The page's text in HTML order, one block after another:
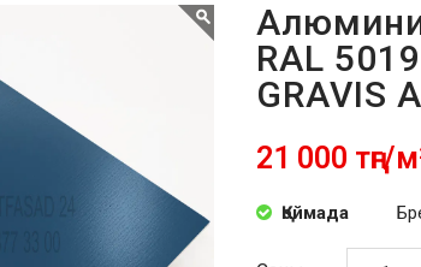
RAL
GRAVIS
21 000 тңг/
Қоймада